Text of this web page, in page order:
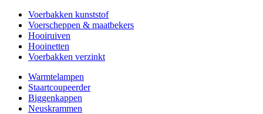
Voerbakken kunststof
Voerscheppen & maatbekers
Hooiruiven
Hooinetten
Voerbakken verzinkt
Warmtelampen
Staartcoupeerder
Biggenkappen
Neuskrammen